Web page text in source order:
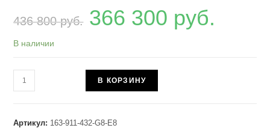
основе
пользовател
436 800руб. 366 300 руб.
В наличии
Количество
товара
прицел
В КОРЗИНУ
Артикул: 163-911-432-G8-E8